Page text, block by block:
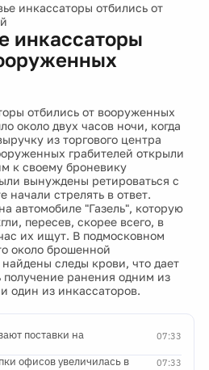
инкассаторы отбились от
инкассаторы
отбились от вооруженных
около двух часов ночи, когда
из торгового центра
грабителей открыли
к своему броневику
вынуждены ретироваться с
начали стрелять в ответ.
автомобиле "Газель", которую
пересев, скорее всего, в
их ищут. В подмосковном
около брошенной
следы крови, что дает
получение ранения одним из
один из инкассаторов.
07:33
поставки на
07:33
офисов увеличилась в